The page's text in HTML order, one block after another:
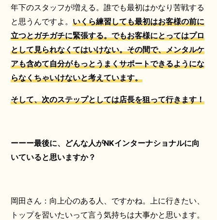
年下のスタッフが増える。誰でも最初はかなり苦戦する
と思うんですよ。 いくら練習しても最初はお客様の前に
立つとガチガチに緊張する。でもお客様にとってはプロ
として見られなくてはいけない。その間で、メンタルケ
アも含めて自分がもっとうまくサポートできるようにな
らなくちゃいけないと考えています。
そして、次のステップとしては店長を狙って行きます！
ーーー最後に、どんな人がNKインターナショナルに向
いていると思いますか？
岡田さん：向上心のある人、ですかね。上に行きたい、
トップを習いたいって言う気持ちは大事かと思います。